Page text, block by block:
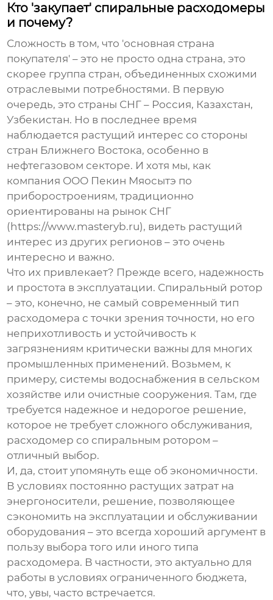
Кто 'закупает' спиральные расходомеры
и почему?
Сложность в том, что 'основная страна
покупателя' – это не просто одна страна, это
скорее группа стран, объединенных схожими
отраслевыми потребностями. В первую
очередь, это страны СНГ – Россия, Казахстан,
Узбекистан. Но в последнее время
наблюдается растущий интерес со стороны
стран Ближнего Востока, особенно в
нефтегазовом секторе. И хотя мы, как
компания ООО Пекин Мяосытэ по
приборостроениям, традиционно
ориентированы на рынок СНГ
(https://www.masteryb.ru), видеть растущий
интерес из других регионов – это очень
интересно и важно.
Что их привлекает? Прежде всего, надежность
и простота в эксплуатации. Спиральный ротор
– это, конечно, не самый современный тип
расходомера с точки зрения точности, но его
неприхотливость и устойчивость к
загрязнениям критически важны для многих
промышленных применений. Возьмем, к
примеру, системы водоснабжения в сельском
хозяйстве или очистные сооружения. Там, где
требуется надежное и недорогое решение,
которое не требует сложного обслуживания,
расходомер со спиральным ротором –
отличный выбор.
И, да, стоит упомянуть еще об экономичности.
В условиях постоянно растущих затрат на
энергоносители, решение, позволяющее
сэкономить на эксплуатации и обслуживании
оборудования – это всегда хороший аргумент в
пользу выбора того или иного типа
расходомера. В частности, это актуально для
работы в условиях ограниченного бюджета,
что, увы, часто встречается.